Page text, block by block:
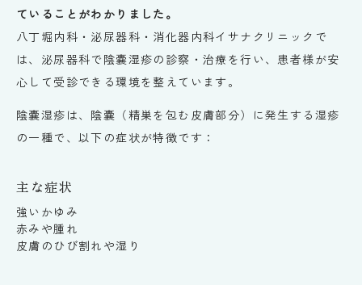
ていることがわかりました。
八丁堀内科・泌尿器科・消化器内科イサナクリニックで
は、泌尿器科で陰嚢湿疹の診察・治療を行い、患者様が安
心して受診できる環境を整えています。
陰嚢湿疹は、陰嚢（精巣を包む皮膚部分）に発生する湿疹
の一種で、以下の症状が特徴です：
主な症状
強いかゆみ
赤みや腫れ
皮膚のひび割れや湿り